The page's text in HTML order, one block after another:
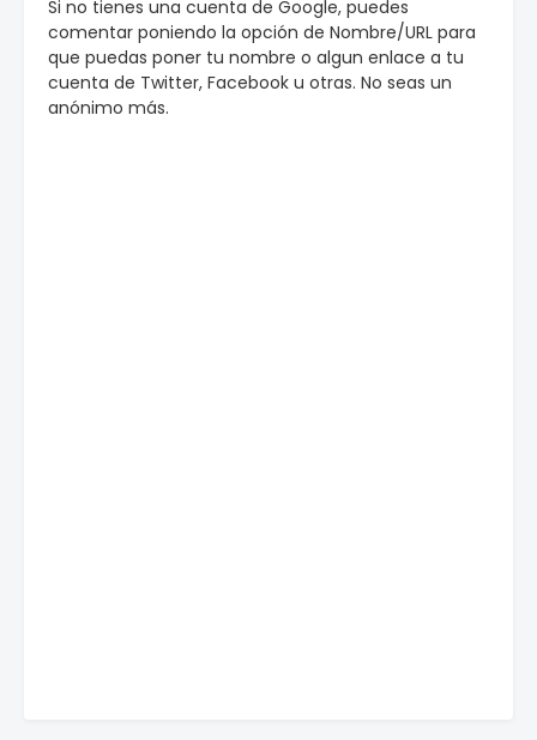
Si no tienes una cuenta de Google, puedes
comentar poniendo la opción de Nombre/URL para
que puedas poner tu nombre o algun enlace a tu
cuenta de Twitter, Facebook u otras. No seas un
anónimo más.